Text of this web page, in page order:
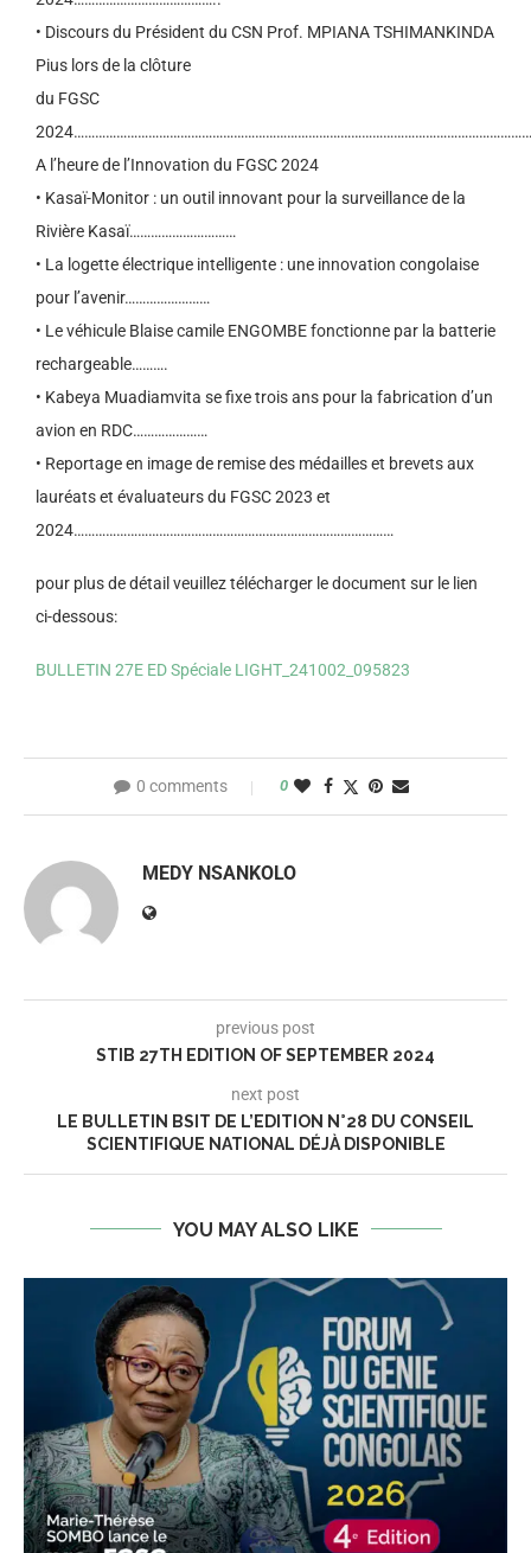
• Discours du Président du CSN Prof. MPIANA TSHIMANKINDA
Pius lors de la clôture
du FGSC
A l’heure de l’Innovation du FGSC 2024
• Kasaï-Monitor : un outil innovant pour la surveillance de la
Rivière Kasaï…………………………
• La logette électrique intelligente : une innovation congolaise
pour l’avenir……………………
• Le véhicule Blaise camile ENGOMBE fonctionne par la batterie
rechargeable……….
• Kabeya Muadiamvita se fixe trois ans pour la fabrication d’un
avion en RDC…………………
• Reportage en image de remise des médailles et brevets aux
lauréats et évaluateurs du FGSC 2023 et
2024………………………………………………………………………………
pour plus de détail veuillez télécharger le document sur le lien
ci-dessous:
BULLETIN 27E ED Spéciale LIGHT_241002_095823
0 comments 0
MEDY NSANKOLO
previous post
STIB 27TH EDITION OF SEPTEMBER 2024
next post
LE BULLETIN BSIT DE L’EDITION N°28 DU CONSEIL
SCIENTIFIQUE NATIONAL DÉJÀ DISPONIBLE
YOU MAY ALSO LIKE